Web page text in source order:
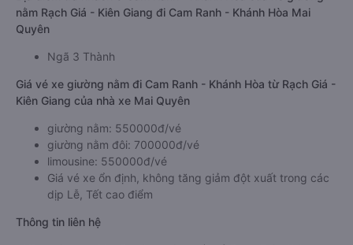
nằm Rạch Giá - Kiên Giang đi Cam Ranh - Khánh Hòa Mai
Quyên
Ngã 3 Thành
Giá vé xe giường nằm đi Cam Ranh - Khánh Hòa từ Rạch Giá -
Kiên Giang của nhà xe Mai Quyên
giường nằm: 550000đ/vé
giường nằm đôi: 700000đ/vé
limousine: 550000đ/vé
Giá vé xe ổn định, không tăng giảm đột xuất trong các
dịp Lễ, Tết cao điểm
Thông tin liên hệ